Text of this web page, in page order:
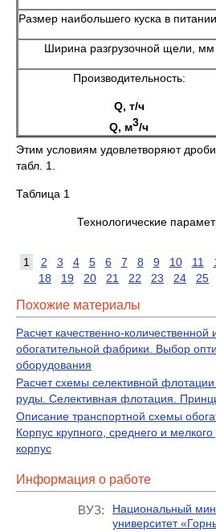
Размер наибольшего куска в
Ширина разгрузочной щели, мм
Производительность:
Q, т/ч
Q, м3/ч
Этим условиям удовлетворяют
табл. 1.
Таблица 1
Технологические
1 2 3 4 5 6 7 8 9 10 11
18
19 20 21 22 23 24 25
Похожие материалы
Расчет качественно-
обогатительной фабрики. Выбор
оборудования
Расчет схемы селективной
руды. Селективная флотация.
Описание транспортной схемы
Корпус крупного, среднего и
корпус
Информация о работе
ВУЗ:
Национальный
университет